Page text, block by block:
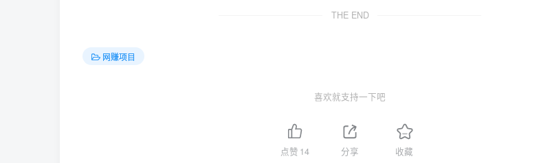
THE END
网赚项目
喜欢就支持一下吧
点赞 14 分享 收藏